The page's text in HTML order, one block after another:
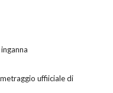
uffiiciale di